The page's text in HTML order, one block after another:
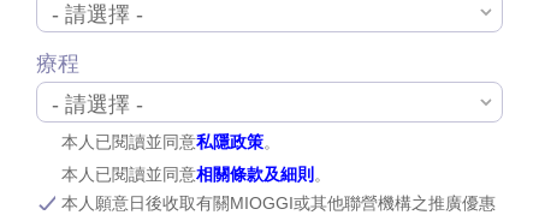
療程
本人已閱讀並同意私隱政策。
本人已閱讀並同意相關條款及細則 。
本人願意日後收取有關MIOGGI或其他聯營機構之推廣優惠